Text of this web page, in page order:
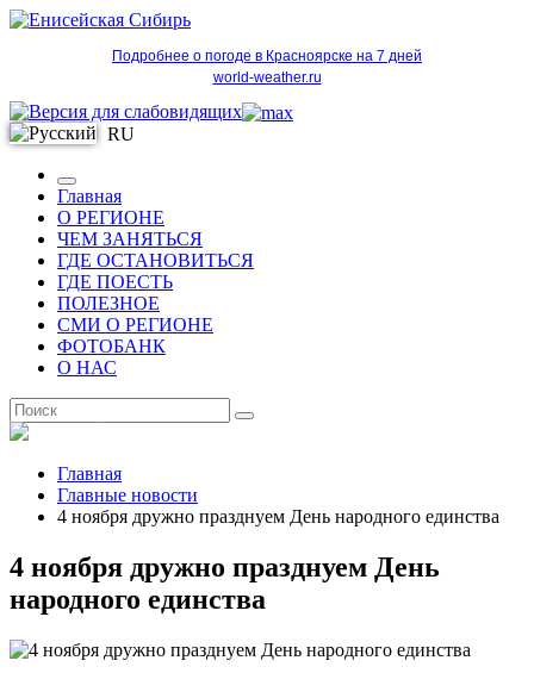
Подробнее о погоде в Красноярске на 7 дней
world-weather.ru
RU
Главная
О РЕГИОНЕ
ЧЕМ ЗАНЯТЬСЯ
ГДЕ ОСТАНОВИТЬСЯ
ГДЕ ПОЕСТЬ
ПОЛЕЗНОЕ
СМИ О РЕГИОНЕ
ФОТОБАНК
О НАС
Главная
Главные новости
4 ноября дружно празднуем День народного единства
4 ноября дружно празднуем День
народного единства